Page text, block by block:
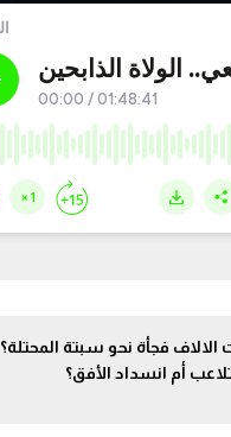
فجأة نحو سبتة المحتلة؟
أم انسداد الأفق؟